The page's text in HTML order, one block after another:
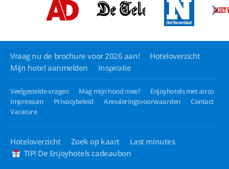
Vraag nu de brochure voor 2026 aan!
Hoteloverzicht
Mijn hotel aanmelden
Inspiratie
Veelgestelde vragen Mag mijn hond mee?
Enjoyhotels met airco
Impressum
Privacybeleid Annuleringsvoorwaarden
Contact
Vacature
Hoteloverzicht Zoek op kaart
Last minutes
TIP! De Enjoyhotels cadeaubon